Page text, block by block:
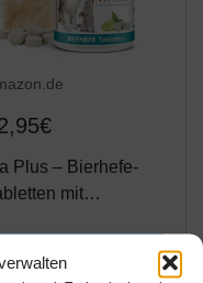
Plus – Bierhefe-
mit
Fell &
Amazon / Ebay